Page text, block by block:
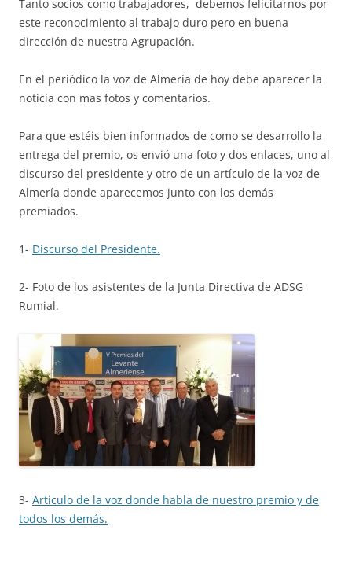
Tanto socios como trabajadores, debemos felicitarnos por
este reconocimiento al trabajo duro pero en buena
dirección de nuestra Agrupación.
En el periódico la voz de Almería de hoy debe aparecer la
noticia con mas fotos y comentarios.
Para que estéis bien informados de como se desarrollo la
entrega del premio, os envió una foto y dos enlaces, uno al
discurso del presidente y otro de un artículo de la voz de
Almería donde aparecemos junto con los demás
premiados.
1- Discurso del Presidente.
2- Foto de los asistentes de la Junta Directiva de ADSG
Rumial.
3- Articulo de la voz donde habla de nuestro premio y de
todos los demás.